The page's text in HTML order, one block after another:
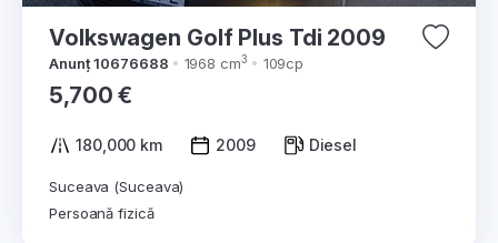
Volkswagen Golf Plus Tdi 2009
Anunț 10676688 1968 cm3 109cp
5,700 €
180,000 km 2009 Diesel
Suceava (Suceava)
Persoană fizică